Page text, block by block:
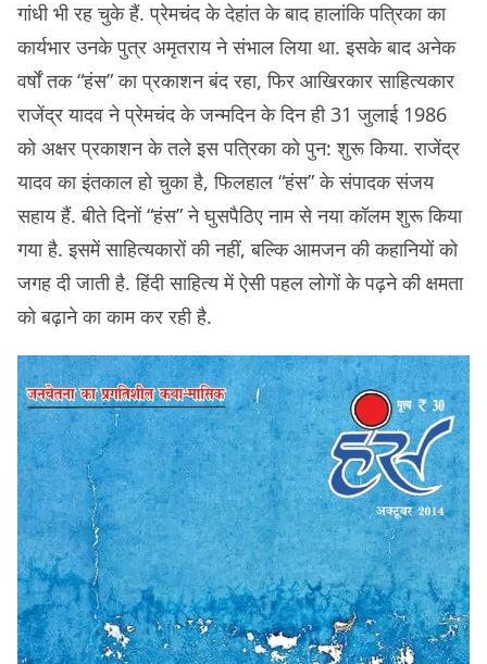
गांधी भी रह चुके हैं. प्रेमचंद के देहांत के बाद हालांकि पत्रिका का
कार्यभार उनके पुत्र अमृतराय ने संभाल लिया था. इसके बाद अनेक
वर्षों तक “हंस” का प्रकाशन बंद रहा, फिर आखिरकार साहित्यकार
राजेंद्र यादव ने प्रेमचंद के जन्मदिन के दिन ही 31 जुलाई 1986
को अक्षर प्रकाशन के तले इस पत्रिका को पुन: शुरू किया. राजेंद्र
यादव का इंतकाल हो चुका है, फिलहाल “हंस” के संपादक संजय
सहाय हैं. बीते दिनों “हंस” ने घुसपैठिए नाम से नया कॉलम शुरू किया
गया है. इसमें साहित्यकारों की नहीं, बल्कि आमजन की कहानियों को
जगह दी जाती है. हिंदी साहित्य में ऐसी पहल लोगों के पढ़ने की क्षमता
को बढ़ाने का काम कर रही है.